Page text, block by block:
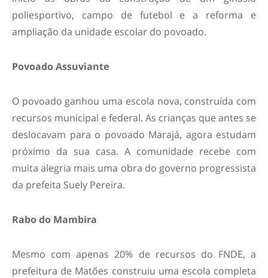
poliesportivo, campo de futebol e a reforma e
ampliação da unidade escolar do povoado.
Povoado Assuviante
O povoado ganhou uma escola nova, construída com
recursos municipal e federal. As crianças que antes se
deslocavam para o povoado Marajá, agora estudam
próximo da sua casa. A comunidade recebe com
muita alegria mais uma obra do governo progressista
da prefeita Suely Pereira.
Rabo do Mambira
Mesmo com apenas 20% de recursos do FNDE, a
prefeitura de Matões construiu uma escola completa